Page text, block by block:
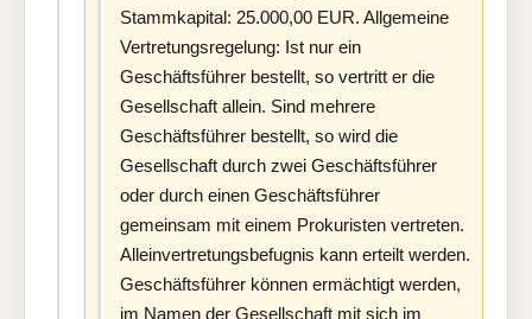
Stammkapital: 25.000,00 EUR. Allgemeine
Vertretungsregelung: Ist nur ein
Geschäftsführer bestellt, so vertritt er die
Gesellschaft allein. Sind mehrere
Geschäftsführer bestellt, so wird die
Gesellschaft durch zwei Geschäftsführer
oder durch einen Geschäftsführer
gemeinsam mit einem Prokuristen vertreten.
Alleinvertretungsbefugnis kann erteilt werden.
Geschäftsführer können ermächtigt werden,
im Namen der Gesellschaft mit sich im